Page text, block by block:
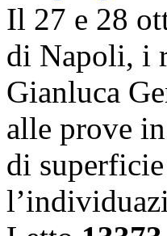
Il 27 e 28
di Napoli, i
Gianluca
alle prove
di